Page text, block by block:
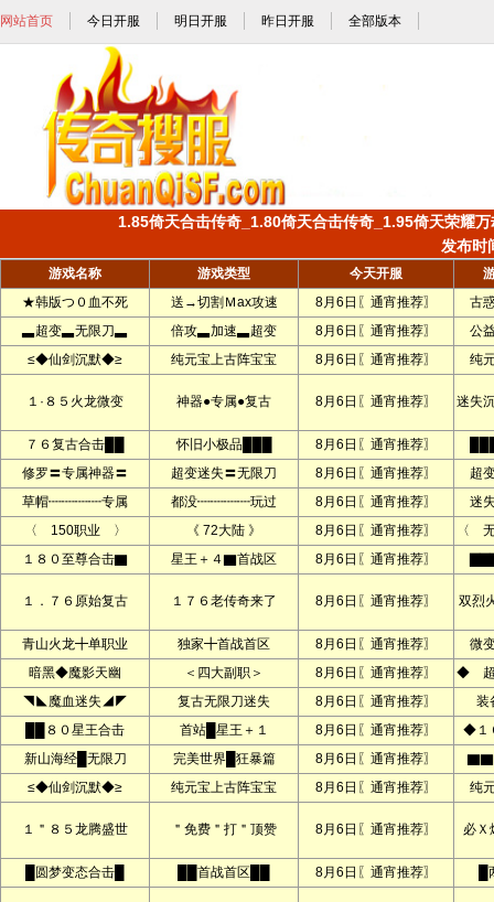
网站首页 今日开服 明日开服 昨日开服 全部版本
1.85倚天合击传奇_1.80倚天合击传奇_1.95倚天荣耀
发布时
游戏名称 游戏类型 今天开服
★韩版つ０血不死
送→切割Ｍax攻速 8月6日〖通宵推荐〗
古
▃超变▃无限刀▃
倍攻▃加速▃超变 8月6日〖通宵推荐〗
公
≤◆仙剑沉默◆≥
纯元宝上古阵宝宝 8月6日〖通宵推荐〗 纯
１·８５火龙微变 神器●专属●复古 8月6日〖通宵推荐〗 迷失
７６复古合击██ 怀旧小极品███ 8月6日〖通宵推荐〗
修罗〓专属神器〓
超变迷失〓无限刀 8月6日〖通宵推荐〗
超
草帽┉┉┉┉专属
都没┉┉┉┉玩过 8月6日〖通宵推荐〗
迷
〈 150职业 〉
《 72大陆 》 8月6日〖通宵推荐〗
〈
１８０至尊合击▇
星王＋４▇首战区 8月6日〖通宵推荐〗
１．７６原始复古 １７６老传奇来了 8月6日〖通宵推荐〗 双烈
青山火龙╋单职业 独家╋首战首区 8月6日〖通宵推荐〗
微
暗黑◆魔影天幽
＜四大副职＞ 8月6日〖通宵推荐〗
◆ 超
◥◣魔血迷失◢◤
复古无限刀迷失 8月6日〖通宵推荐〗
装
██８０星王合击
首站█星王＋１ 8月6日〖通宵推荐〗
◆１
新山海经█无限刀
完美世界█狂暴篇 8月6日〖通宵推荐〗
≤◆仙剑沉默◆≥
纯元宝上古阵宝宝 8月6日〖通宵推荐〗 纯
１＂８５龙腾盛世 ＂免费＂打＂顶赞 8月6日〖通宵推荐〗 必Ｘ
█圆梦变态合击█ ██首战首区██ 8月6日〖通宵推荐〗